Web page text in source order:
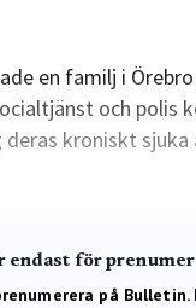
en familj i
och polis
kroniskt
endast för
på Bulletin.